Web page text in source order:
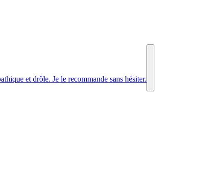
et drôle. Je le recommande sans hésiter.